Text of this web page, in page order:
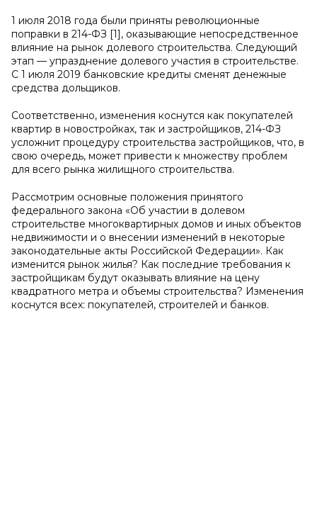
1 июля 2018 года были приняты революционные
поправки в 214-ФЗ [1], оказывающие непосредственное
влияние на рынок долевого строительства. Следующий
этап — упразднение долевого участия в строительстве.
С 1 июля 2019 банковские кредиты сменят денежные
средства дольщиков.
Соответственно, изменения коснутся как покупателей
квартир в новостройках, так и застройщиков, 214-ФЗ
усложнит процедуру строительства застройщиков, что, в
свою очередь, может привести к множеству проблем
для всего рынка жилищного строительства.
Рассмотрим основные положения принятого
федерального закона «Об участии в долевом
строительстве многоквартирных домов и иных объектов
недвижимости и о внесении изменений в некоторые
законодательные акты Российской Федерации». Как
изменится рынок жилья? Как последние требования к
застройщикам будут оказывать влияние на цену
квадратного метра и объемы строительства? Изменения
коснутся всех: покупателей, строителей и банков.